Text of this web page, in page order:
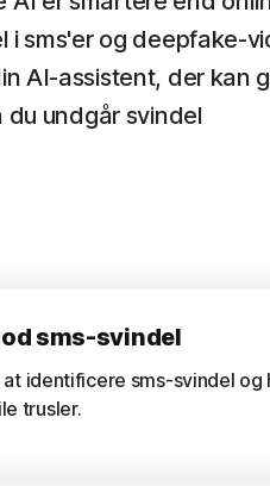
i sms'er og deepfake-
AI-assistent, der kan
undgår svindel
sms-svindel
at identificere sms-svindel
trusler.